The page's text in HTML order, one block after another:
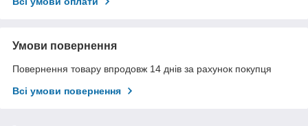
Умови повернення
Повернення товару впродовж 14 днів за рахунок покупця
Всі умови повернення